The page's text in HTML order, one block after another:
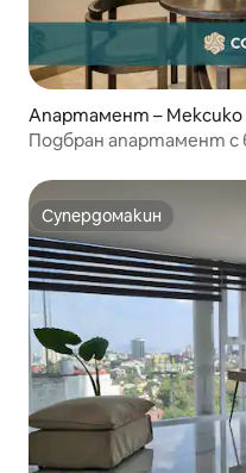
Апартамент –
Подбран апартамент с
Супердомакин
Супердомакин